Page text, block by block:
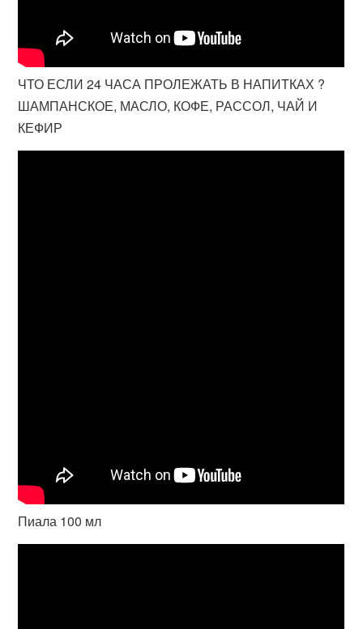
ЧТО ЕСЛИ 24 ЧАСА ПРОЛЕЖАТЬ В НАПИТКАХ ?
ШАМПАНСКОЕ, МАСЛО, КОФЕ, РАССОЛ, ЧАЙ И
КЕФИР
Пиала 100 мл